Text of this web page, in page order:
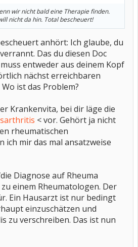
wir nicht bald eine Therapie finden.
nicht da hin. Total bescheuert!
anhört: Ich glaube, du
Das du diesen Doc
entweder aus deinem Kopf
nächst erreichbaren
ist das Problem?
Krankenvita, bei dir läge die
< vor. Gehört ja nicht
rheumatischen
ich mir das mal ansatzweise
Diagnose auf Rheuma
einem Rheumatologen. Der
Ein Hausarzt ist nur bedingt
einzuschätzen und
zu verschreiben. Das ist nun